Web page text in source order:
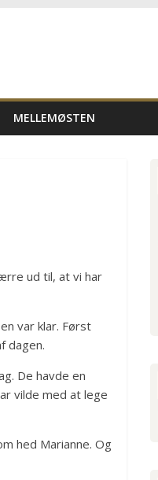
MELLEMØSTEN
ud til, at vi har
var klar. Først
dagen.
De havde en
vilde med at lege
hed Marianne. Og